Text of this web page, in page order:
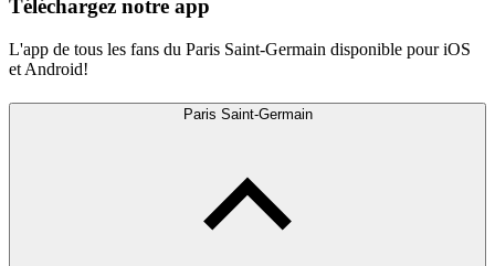
Téléchargez notre app
L'app de tous les fans du Paris Saint-Germain disponible pour iOS
et Android!
Paris Saint-Germain